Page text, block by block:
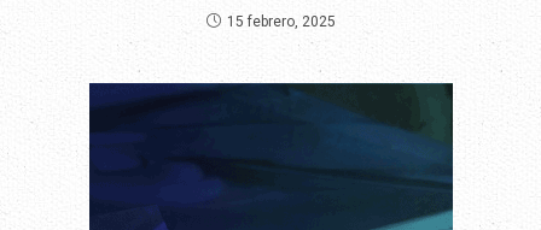
15 febrero, 2025